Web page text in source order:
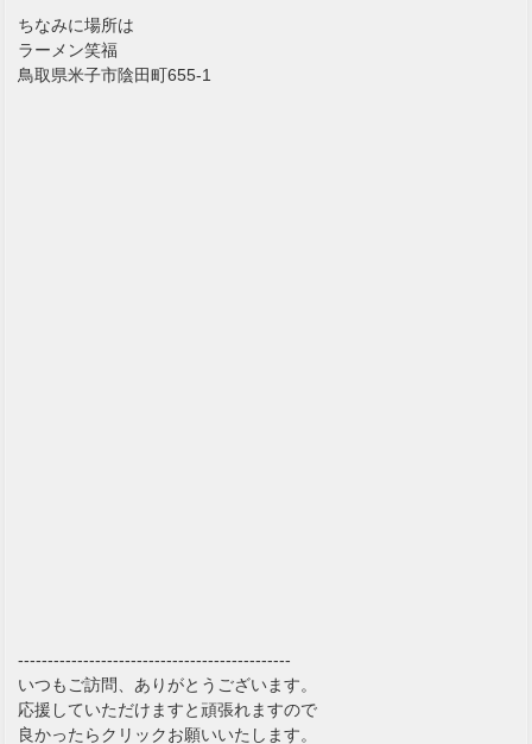
ちなみに場所は
ラーメン笑福
鳥取県米子市陰田町655-1
----------------------------------------------
いつもご訪問、ありがとうございます。
応援していただけますと頑張れますので
良かったらクリックお願いいたします。